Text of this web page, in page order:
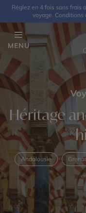
Réglez en 4 fois sans frais
voyage.
MENU
Héritage
Andalousie